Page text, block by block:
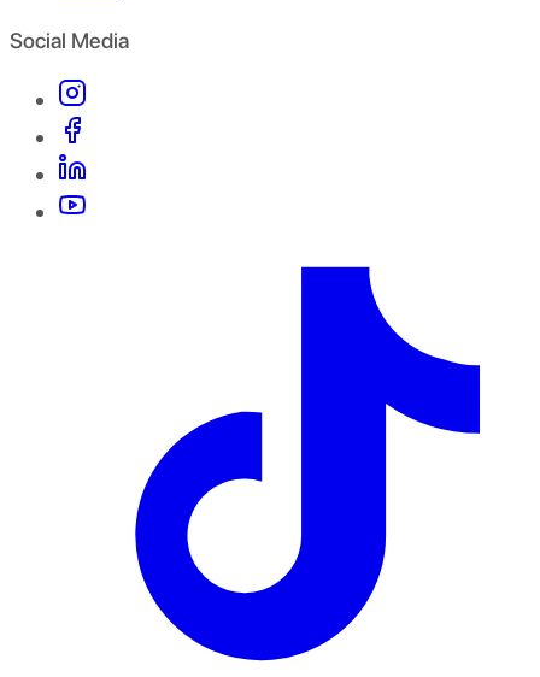
Social Media